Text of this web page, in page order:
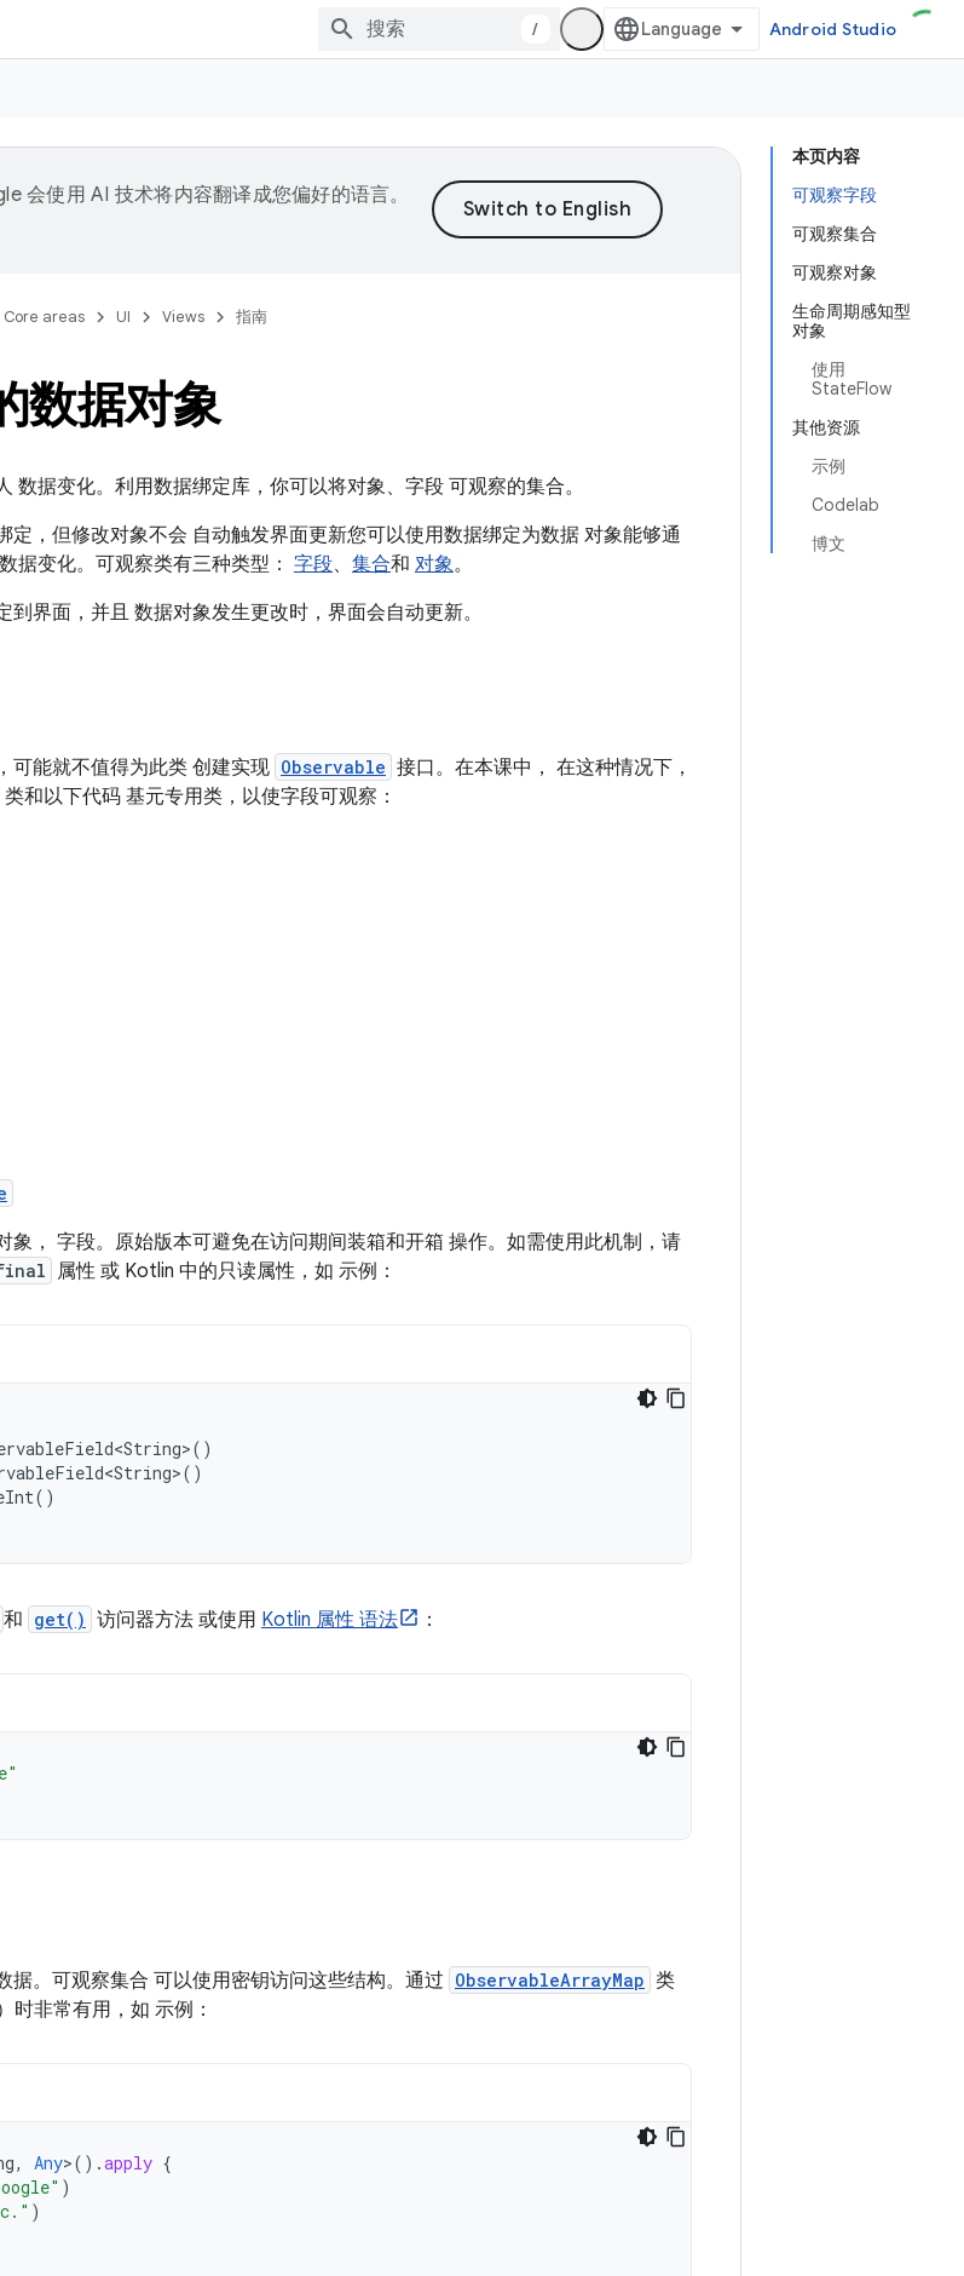
/ Android Studio
本页内容
可观察字段
可观察集合
可观察对象
生命周期感知型
对象
使用
StateFlow
其他资源
示例
Codelab
博文
会使用 AI 技术将内容翻译成您偏好的语言。
Core areas UI Views 指南
数据对象
数据变化。利用数据绑定库，你可以将对象、字段 可观察的集合。
定，但修改对象不会 自动触发界面更新您可以使用数据绑定为数据 对象能够通
据变化。可观察类有三种类型： 字段、 集合和 对象。
界面，并且 数据对象发生更改时，界面会自动更新。
可能就不值得为此类 创建实现 Observable 接口。在本课中， 在这种情况下，
类和以下代码 基元专用类，以使字段可观察：
象， 字段。原始版本可避免在访问期间装箱和开箱 操作。如需使用此机制，请
属性 或 Kotlin 中的只读属性，如 示例：
>()
>()
()
和 get() 访问器方法 或使用 Kotlin 属性 语法 ：
据。可观察集合 可以使用密钥访问这些结构。通过 ObservableArrayMap 类
时非常有用，如 示例：
, Any>().apply {
)
)